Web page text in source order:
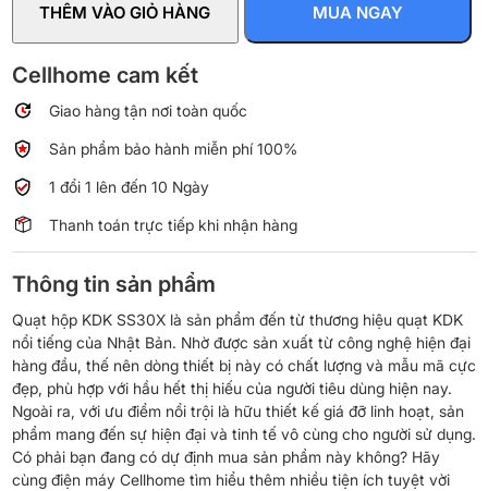
số
lượng
THÊM VÀO GIỎ HÀNG MUA NGAY
Cellhome cam kết
Giao hàng tận nơi toàn quốc
Sản phẩm bảo hành miễn phí 100%
1 đổi 1 lên đến 10 Ngày
Thanh toán trực tiếp khi nhận hàng
Thông tin sản phẩm
Quạt hộp KDK SS30X là sản phẩm đến từ thương hiệu quạt KDK
nổi tiếng của Nhật Bản. Nhờ được sản xuất từ công nghệ hiện đại
hàng đầu, thế nên dòng thiết bị này có chất lượng và mẫu mã cực
đẹp, phù hợp với hầu hết thị hiếu của người tiêu dùng hiện nay.
Ngoài ra, với ưu điểm nổi trội là hữu thiết kế giá đỡ linh hoạt, sản
phẩm mang đến sự hiện đại và tinh tế vô cùng cho người sử dụng.
Có phải bạn đang có dự định mua sản phẩm này không? Hãy
cùng điện máy Cellhome tìm hiểu thêm nhiều tiện ích tuyệt vời